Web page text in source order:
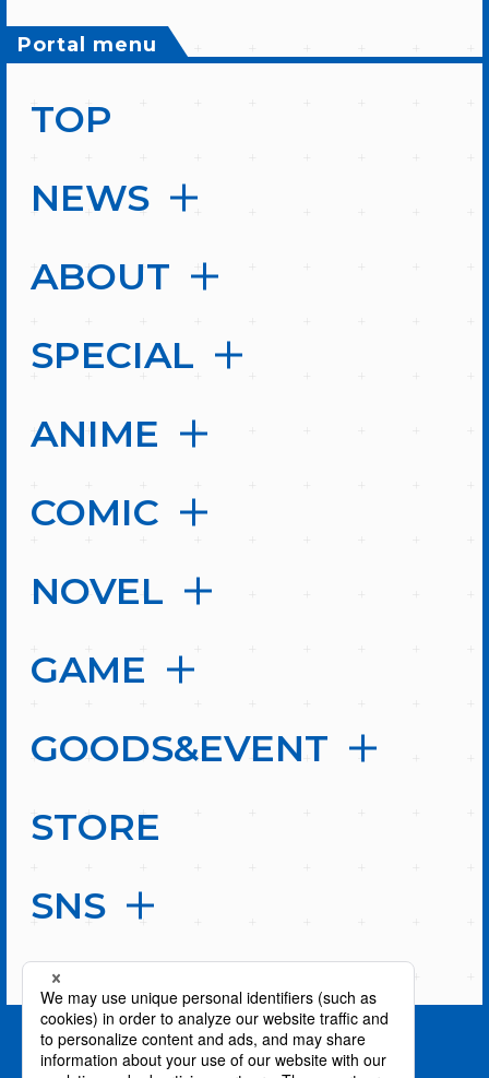
Portal menu
TOP
NEWS
ABOUT
SPECIAL
ANIME
COMIC
NOVEL
GAME
GOODS&EVENT
STORE
SNS